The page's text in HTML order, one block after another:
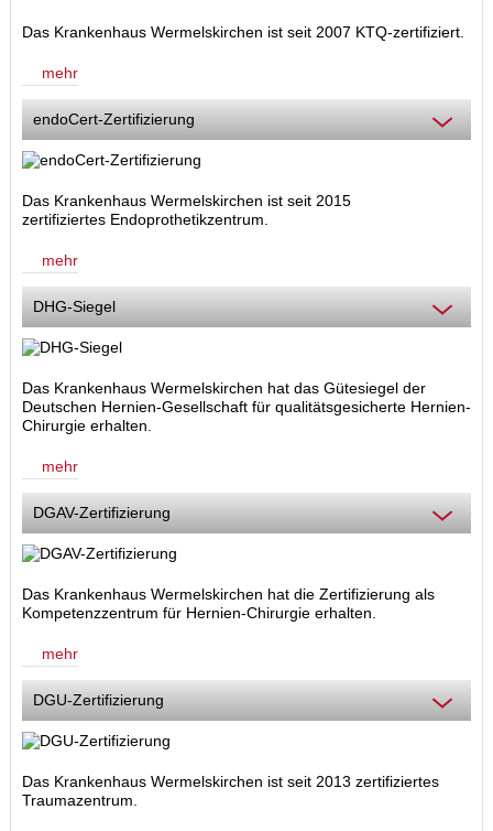
Das Krankenhaus Wermelskirchen ist seit 2007 KTQ-zertifiziert.
mehr
endoCert-Zertifizierung
Das Krankenhaus Wermelskirchen ist seit 2015
zertifiziertes Endoprothetikzentrum.
mehr
DHG-Siegel
Das Krankenhaus Wermelskirchen hat das Gütesiegel der
Deutschen Hernien-Gesellschaft für qualitätsgesicherte Hernien-
Chirurgie erhalten.
mehr
DGAV-Zertifizierung
Das Krankenhaus Wermelskirchen hat die Zertifizierung als
Kompetenzzentrum für Hernien-Chirurgie erhalten.
mehr
DGU-Zertifizierung
Das Krankenhaus Wermelskirchen ist seit 2013 zertifiziertes
Traumazentrum.